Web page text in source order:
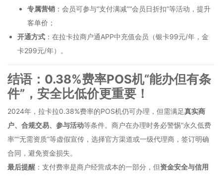
专属营销 ：会员可参与“支付满减”“会员日折扣”等活动，提升
客单价；
开通方式 ：在拉卡拉商户通APP中充值会员（银卡99元/年，金
卡299元/年）。
结语：0.38%费率POS机“能办但有条
件”，安全比低价更重要！
2024年，拉卡拉0.38%费率的POS机仍可办理，但需满足真实商
户、合规交易、参与活动等条件。商户在办理时务必警惕“永久低费
率”“无需资质”等虚假宣传，选择官方渠道或一级代理商，签订明确
合同，避免资金损失。
最后提醒 ：支付费率是商户经营成本的一部分，但资金安全与信用